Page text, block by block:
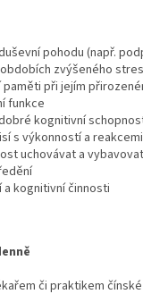
pohodu (např.
zvýšeného
při jejím
funkce
kognitivní
s výkonností a
uchovávat a
a kognitivní činnosti
či praktikem